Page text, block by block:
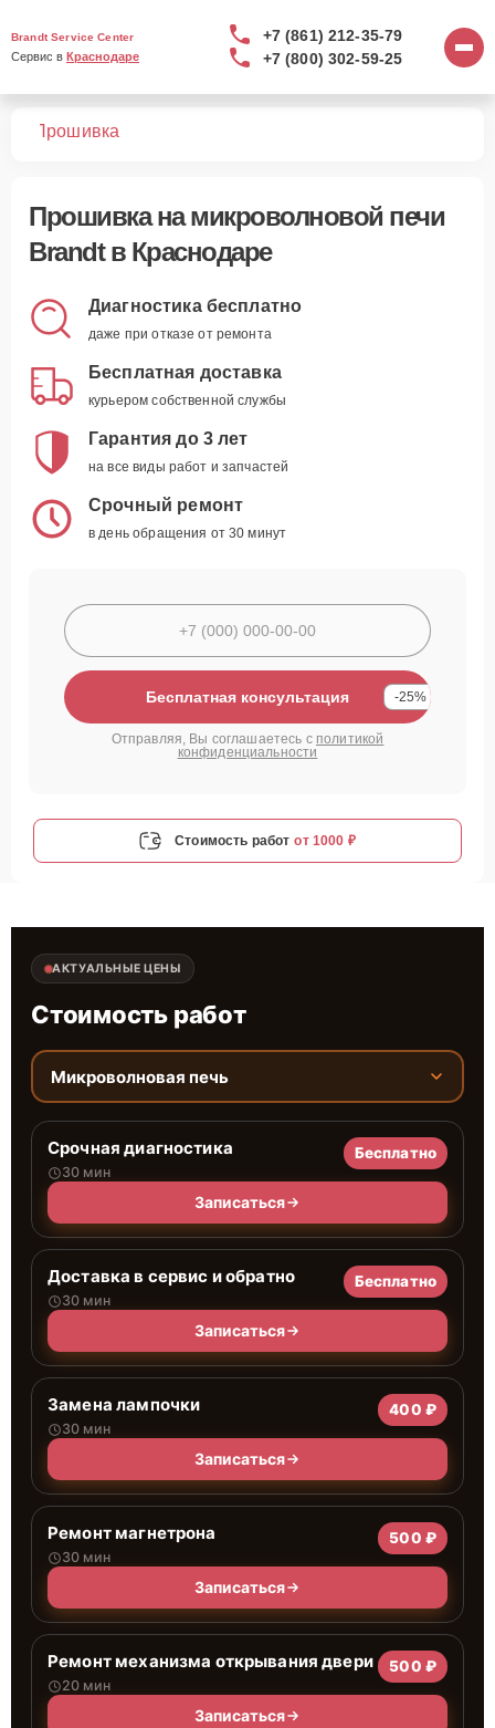
Brandt Service Center
Сервис в Краснодаре
+7 (861) 212-35-79
+7 (800) 302-59-25
Прошивка
Прошивкана микроволновой печи
Brandt в Краснодаре
Диагностика бесплатно
даже при отказе от ремонта
Бесплатная доставка
курьером собственной службы
Гарантия до 3 лет
на все виды работ и запчастей
Срочный ремонт
в день обращения от 30 минут
Бесплатная консультация -25%
Отправляя, Вы соглашаетесь с политикой
конфиденциальности
Стоимость работ от 1000 ₽
АКТУАЛЬНЫЕ ЦЕНЫ
Стоимость работ
Микроволновая печь
Срочная диагностика
30 мин
Бесплатно
Записаться
Доставка в сервис и обратно
30 мин
Бесплатно
Записаться
Замена лампочки
30 мин
400 ₽
Записаться
Ремонт магнетрона
30 мин
500 ₽
Записаться
Ремонт механизма открывания двери
20 мин
500 ₽
Записаться